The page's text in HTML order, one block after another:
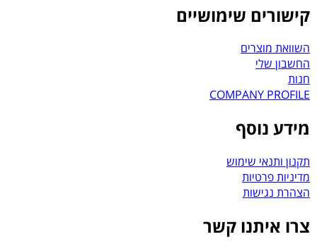
קישורים שימושיים
השוואת מוצרים
החשבון שלי
חנות
COMPANY PROFILE
מידע נוסף
תקנון ותנאי שימוש
מדיניות פרטיות
הצהרת נגישות
צרו איתנו קשר